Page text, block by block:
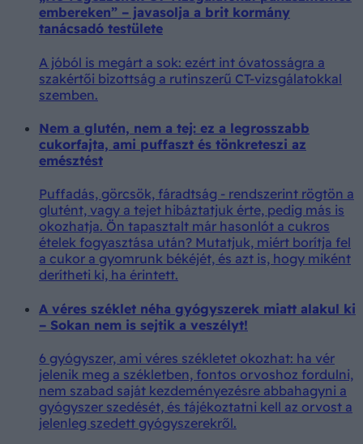
embereken” – javasolja a brit kormány
tanácsadó testülete
A jóból is megárt a sok: ezért int óvatosságra a
szakértői bizottság a rutinszerű CT-vizsgálatokkal
szemben.
Nem a glutén, nem a tej: ez a legrosszabb
cukorfajta, ami puffaszt és tönkreteszi az
emésztést
Puffadás, görcsök, fáradtság - rendszerint rögtön a
glutént, vagy a tejet hibáztatjuk érte, pedig más is
okozhatja. Ön tapasztalt már hasonlót a cukros
ételek fogyasztása után? Mutatjuk, miért borítja fel
a cukor a gyomrunk békéjét, és azt is, hogy miként
derítheti ki, ha érintett.
A véres széklet néha gyógyszerek miatt alakul ki
– Sokan nem is sejtik a veszélyt!
6 gyógyszer, ami véres székletet okozhat: ha vér
jelenik meg a székletben, fontos orvoshoz fordulni,
nem szabad saját kezdeményezésre abbahagyni a
gyógyszer szedését, és tájékoztatni kell az orvost a
jelenleg szedett gyógyszerekről.